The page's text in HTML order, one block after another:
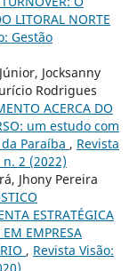
LITORAL NORTE
Gestão
Jocksanny
Rodrigues
ACERCA DO
um estudo com
Paraíba , Revista
2 (2022)
Jhony Pereira
ESTRATÉGICA
EMPRESA
, Revista Visão: